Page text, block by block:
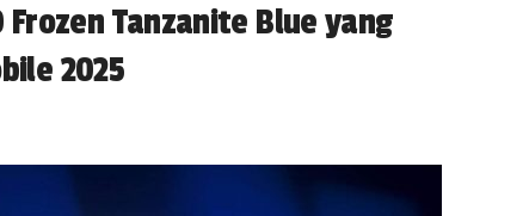
Frozen Tanzanite Blue yang
2025